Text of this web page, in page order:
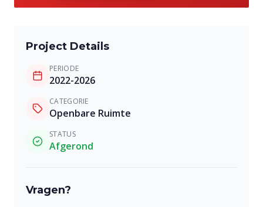
Project Details
PERIODE
2022-2026
CATEGORIE
Openbare Ruimte
STATUS
Afgerond
Vragen?